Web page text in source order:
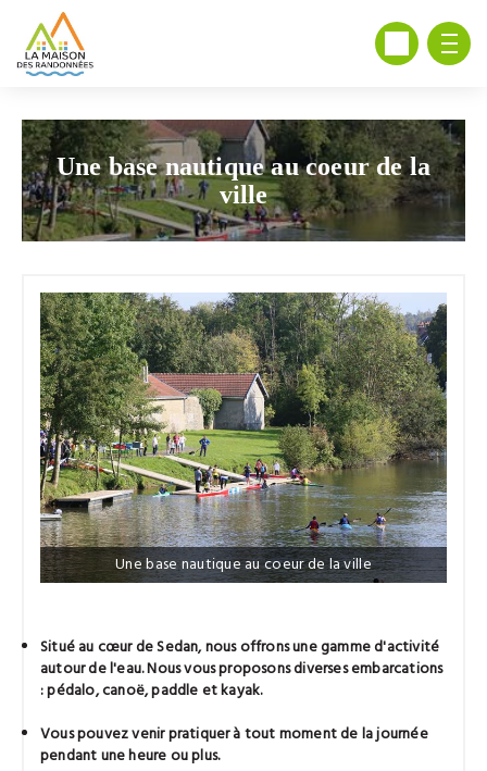
Une base nautique au coeur de la
ville
Une base nautique au coeur de la ville
Situé au cœur de Sedan, nous offrons une gamme d'activité
autour de l'eau. Nous vous proposons diverses embarcations
: pédalo, canoë, paddle et kayak.
Vous pouvez venir pratiquer à tout moment de la journée
pendant une heure ou plus.